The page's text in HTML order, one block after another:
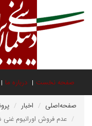
صفحه نخست درباره ما
صفحه‌اصلی اخبار
عدم فروش اورانیوم